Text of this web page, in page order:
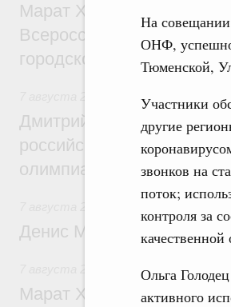
На
ОНФ, успешно
Тюменской,
Участники
другие
звонков на
поток;
контроля за
Ольга
активного
Марат Хуснуллин провёл
Всероссийского
городской среды
Отрасль
Дмитрий Чернышенко и
российскую сборную с
олимпиаде по
Денис Мантуров посетил
Бюджеты
Марат Хуснуллин: 15